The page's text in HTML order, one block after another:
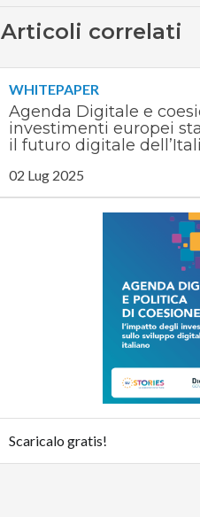
Articoli correlati
WHITEPAPER
Agenda Digitale e
investimenti europei
il futuro digitale
02 Lug 2025
Scaricalo gratis!